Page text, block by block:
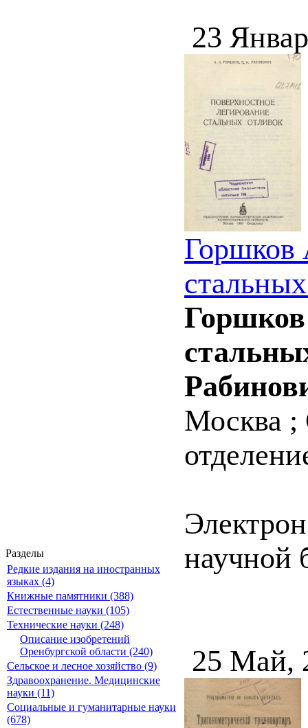
Разделы
Редкие издания на иностранных
языках (4)
Книжные памятники (388)
Естественные науки (105)
Технические науки (248)
Описание изобретений
Оренбургской области (240)
Сельское и лесное хозяйство (9)
Здравоохранение. Медицинские
науки (11)
Социальные и гуманитарные науки
(678)
23
Горшков
Горшков
Москва ;
научной
25 Май,